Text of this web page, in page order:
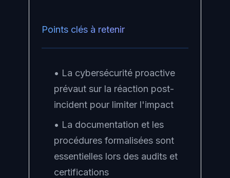
Points clés à retenir
• La cybersécurité proactive
prévaut sur la réaction post-
incident pour limiter l'impact
• La documentation et les
procédures formalisées sont
essentielles lors des audits et
certifications